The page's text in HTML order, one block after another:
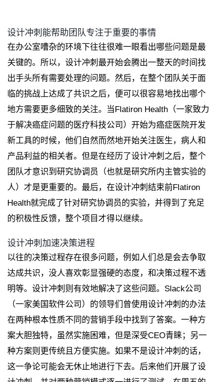
设计冲刺能帮助团队专注于重要的事情
在办公室嘈杂的环境下往往很难一眼看出哪些问题是最
关键的。所以，设计冲刺最开始会腾出一整天的时间找
出手头所有需要处理的问题。然后，在整个团队关于面
临的挑战上达成了共识之后，便可以很容易地找出哪个
地方需要更多细致的关注。当Flatiron Health（一家致力
于解决癌症问题的医疗科技公司）开始为癌症医院开发
新工具的时候，他们自然而然地开始关注医生，病人和
产品利益的相关者。但是在经历了设计冲刺之后，整个
团队才意识到研究协调员（也就是研究所内主管实验的
人）才是更重要的。最后，在设计冲刺结束前Flatiron
Health就完成了针对研究协调员的实验，并得到了充足
的积极性反馈，整个项目才得以继续。
设计冲刺加速决策进程
以往的决策过程存在很多问题，例如人们总是会去争取
达成共识，没人喜欢彰显强硬的态度，和决策过程不透
明等。设计冲刺则有效地解决了这些问题。Slack公司
（一家美国软件公司）的领导们曾使用设计冲刺的办法
在两种根本性质不同的营销手段中找到了答案。一种方
案大胆独特，虽然实施困难，但是深受CEO青睐；另一
种方案则更传统且方便实施。如果不是设计冲刺的话，
这一争论可能会无休止地进行下去。后来他们开展了设